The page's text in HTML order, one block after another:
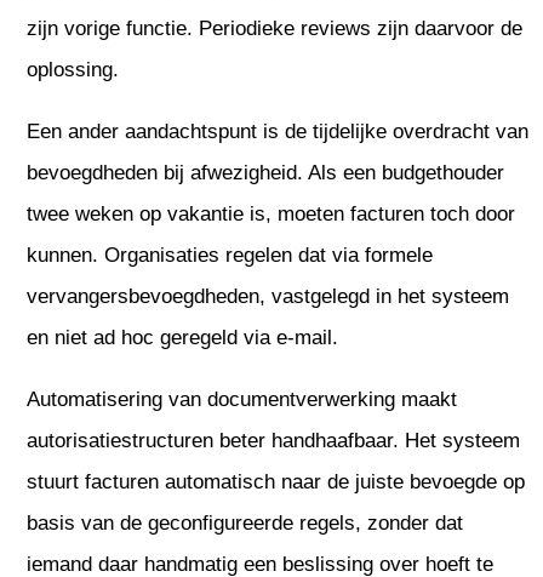
zijn vorige functie. Periodieke reviews zijn daarvoor de
oplossing.
Een ander aandachtspunt is de tijdelijke overdracht van
bevoegdheden bij afwezigheid. Als een budgethouder
twee weken op vakantie is, moeten facturen toch door
kunnen. Organisaties regelen dat via formele
vervangersbevoegdheden, vastgelegd in het systeem
en niet ad hoc geregeld via e-mail.
Automatisering van documentverwerking maakt
autorisatiestructuren beter handhaafbaar. Het systeem
stuurt facturen automatisch naar de juiste bevoegde op
basis van de geconfigureerde regels, zonder dat
iemand daar handmatig een beslissing over hoeft te